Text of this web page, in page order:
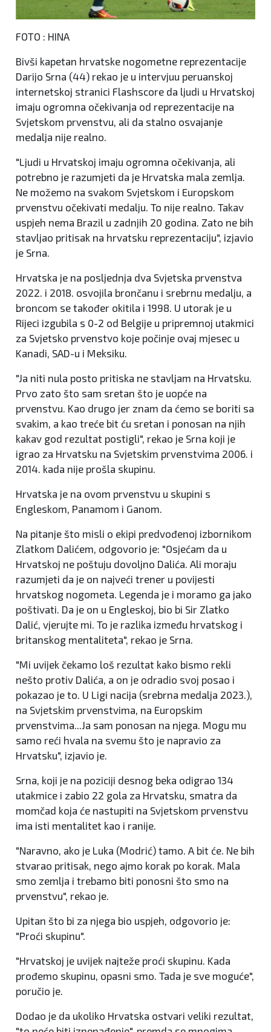
FOTO : HINA
Bivši kapetan hrvatske nogometne reprezentacije
Darijo Srna (44) rekao je u intervjuu peruanskoj
internetskoj stranici Flashscore da ljudi u Hrvatskoj
imaju ogromna očekivanja od reprezentacije na
Svjetskom prvenstvu, ali da stalno osvajanje
medalja nije realno.
"Ljudi u Hrvatskoj imaju ogromna očekivanja, ali
potrebno je razumjeti da je Hrvatska mala zemlja.
Ne možemo na svakom Svjetskom i Europskom
prvenstvu očekivati medalju. To nije realno. Takav
uspjeh nema Brazil u zadnjih 20 godina. Zato ne bih
stavljao pritisak na hrvatsku reprezentaciju", izjavio
je Srna.
Hrvatska je na posljednja dva Svjetska prvenstva
2022. i 2018. osvojila brončanu i srebrnu medalju, a
broncom se također okitila i 1998. U utorak je u
Rijeci izgubila s 0-2 od Belgije u pripremnoj utakmici
za Svjetsko prvenstvo koje počinje ovaj mjesec u
Kanadi, SAD-u i Meksiku.
"Ja niti nula posto pritiska ne stavljam na Hrvatsku.
Prvo zato što sam sretan što je uopće na
prvenstvu. Kao drugo jer znam da ćemo se boriti sa
svakim, a kao treće bit ću sretan i ponosan na njih
kakav god rezultat postigli", rekao je Srna koji je
igrao za Hrvatsku na Svjetskim prvenstvima 2006. i
2014. kada nije prošla skupinu.
Hrvatska je na ovom prvenstvu u skupini s
Engleskom, Panamom i Ganom.
Na pitanje što misli o ekipi predvođenoj izbornikom
Zlatkom Dalićem, odgovorio je: "Osjećam da u
Hrvatskoj ne poštuju dovoljno Dalića. Ali moraju
razumjeti da je on najveći trener u povijesti
hrvatskog nogometa. Legenda je i moramo ga jako
poštivati. Da je on u Engleskoj, bio bi Sir Zlatko
Dalić, vjerujte mi. To je razlika između hrvatskog i
britanskog mentaliteta", rekao je Srna.
"Mi uvijek čekamo loš rezultat kako bismo rekli
nešto protiv Dalića, a on je odradio svoj posao i
pokazao je to. U Ligi nacija (srebrna medalja 2023.),
na Svjetskim prvenstvima, na Europskim
prvenstvima...Ja sam ponosan na njega. Mogu mu
samo reći hvala na svemu što je napravio za
Hrvatsku", izjavio je.
Srna, koji je na poziciji desnog beka odigrao 134
utakmice i zabio 22 gola za Hrvatsku, smatra da
momčad koja će nastupiti na Svjetskom prvenstvu
ima isti mentalitet kao i ranije.
"Naravno, ako je Luka (Modrić) tamo. A bit će. Ne bih
stvarao pritisak, nego ajmo korak po korak. Mala
smo zemlja i trebamo biti ponosni što smo na
prvenstvu", rekao je.
Upitan što bi za njega bio uspjeh, odgovorio je:
"Proći skupinu".
"Hrvatskoj je uvijek najteže proći skupinu. Kada
prođemo skupinu, opasni smo. Tada je sve moguće",
poručio je.
Dodao je da ukoliko Hrvatska ostvari veliki rezultat,